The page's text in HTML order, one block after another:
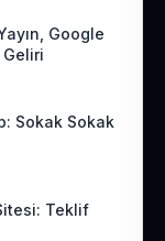
Google
Geliri
Sokak Sokak
Teklif